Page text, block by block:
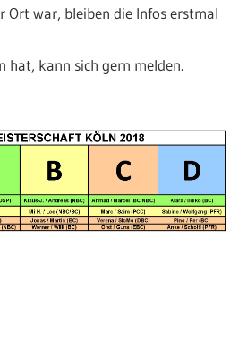
Ort war, bleiben die Infos erstmal
hat, kann sich gern melden.